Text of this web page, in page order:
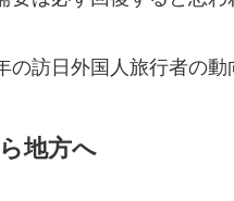
の訪日外国人旅行者の
地方へ